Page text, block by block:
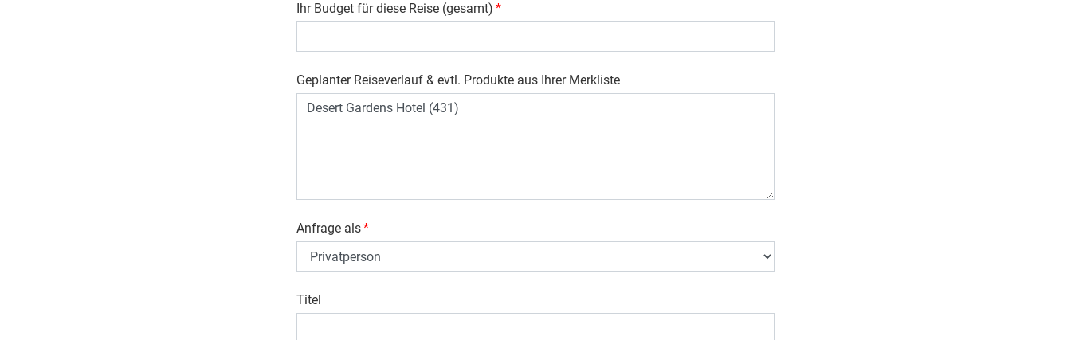
Ihr Budget für diese Reise (gesamt) *
Geplanter Reiseverlauf & evtl. Produkte aus Ihrer Merkliste
Anfrage als*
Titel